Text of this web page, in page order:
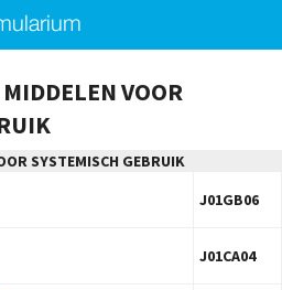
VOOR
SYSTEMISCH GEBRUIK
J01GB06
J01CA04